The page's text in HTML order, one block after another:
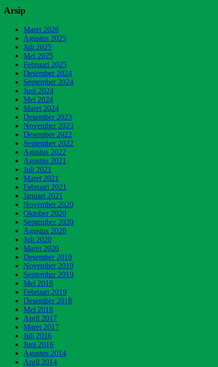
Arsip
Maret 2026
Agustus 2025
Juli 2025
Mei 2025
Februari 2025
Desember 2024
September 2024
Juni 2024
Mei 2024
Maret 2024
Desember 2023
November 2023
Desember 2022
September 2022
Agustus 2022
Agustus 2021
Juli 2021
Maret 2021
Februari 2021
Januari 2021
November 2020
Oktober 2020
September 2020
Agustus 2020
Juli 2020
Maret 2020
Desember 2019
November 2019
September 2019
Mei 2019
Februari 2019
Desember 2018
Mei 2018
April 2017
Maret 2017
Juli 2016
Juni 2016
Agustus 2014
April 2014